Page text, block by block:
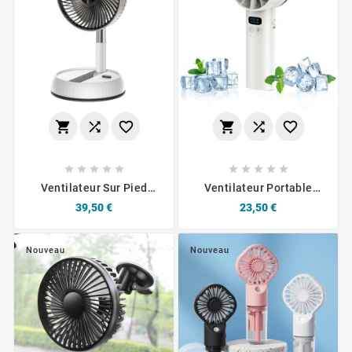
  
    
Ventilateur Sur Pied
Réglable (avec
Prix
39,50 €
  
    
Ventilateur Portable
Refroidissement Par Air
Prix
23,50 €
Nouveau Nouveau